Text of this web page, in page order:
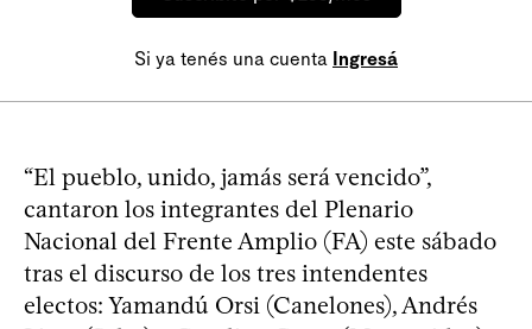
Si ya tenés una cuenta Ingresá
“El pueblo, unido, jamás será vencido”,
cantaron los integrantes del Plenario
Nacional del Frente Amplio (FA) este sábado
tras el discurso de los tres intendentes
electos: Yamandú Orsi (Canelones), Andrés